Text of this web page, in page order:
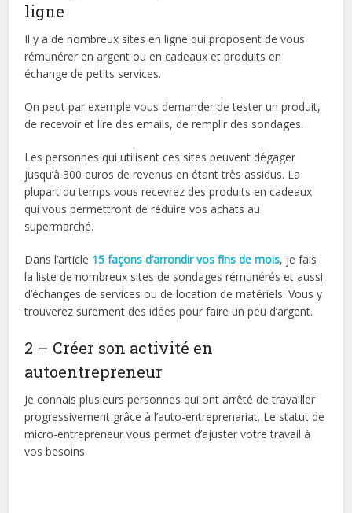
ligne
Il y a de nombreux sites en ligne qui proposent de vous
rémunérer en argent ou en cadeaux et produits en
échange de petits services.
On peut par exemple vous demander de tester un produit,
de recevoir et lire des emails, de remplir des sondages.
Les personnes qui utilisent ces sites peuvent dégager
jusqu’à 300 euros de revenus en étant très assidus. La
plupart du temps vous recevrez des produits en cadeaux
qui vous permettront de réduire vos achats au
supermarché.
Dans l’article 15 façons d’arrondir vos fins de mois, je fais
la liste de nombreux sites de sondages rémunérés et aussi
d’échanges de services ou de location de matériels. Vous y
trouverez surement des idées pour faire un peu d’argent.
2 – Créer son activité en
autoentrepreneur
Je connais plusieurs personnes qui ont arrêté de travailler
progressivement grâce à l’auto-entreprenariat. Le statut de
micro-entrepreneur vous permet d’ajuster votre travail à
vos besoins.